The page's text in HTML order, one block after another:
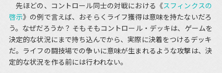
先ほどの、コントロール同士の対戦における《スフィンクスの
啓示》の例で言えば、おそらくライフ獲得は意味を持たないだろ
う。なぜだろうか？ そもそもコントロール・デッキは、ゲームを
決定的な状況にまで持ち込んでから、実際に決着をつけるデッキ
だ。ライフの闘技場での争いに意味が生まれるような攻撃は、決
定的な状況を作る前には行われない。